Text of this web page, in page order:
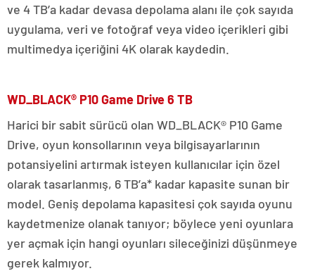
ve 4 TB’a kadar devasa depolama alanı ile çok sayıda
uygulama, veri ve fotoğraf veya video içerikleri gibi
multimedya içeriğini 4K olarak kaydedin.
WD_BLACK® P10 Game Drive 6 TB
Harici bir sabit sürücü olan WD_BLACK® P10 Game
Drive, oyun konsollarının veya bilgisayarlarının
potansiyelini artırmak isteyen kullanıcılar için özel
olarak tasarlanmış, 6 TB’a* kadar kapasite sunan bir
model. Geniş depolama kapasitesi çok sayıda oyunu
kaydetmenize olanak tanıyor; böylece yeni oyunlara
yer açmak için hangi oyunları sileceğinizi düşünmeye
gerek kalmıyor.